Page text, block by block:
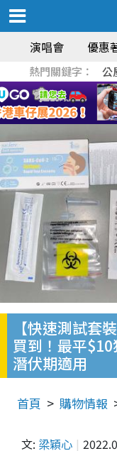
演唱會 優惠
熱門關鍵字： 公
【快速測試套
買到！最平
潛伏期適用
首頁 購物情報
文: 梁穎心